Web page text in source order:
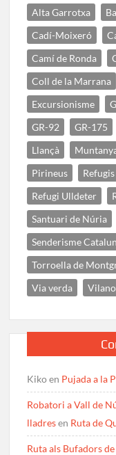
Alta Garrotxa
Cadí-Moixeró
Camí de Ronda
Coll de la Marrana
Excursionisme
GR-92
GR-175
Llançà
Pirineus
Refugis
Refugi Ulldeter
Santuari de Núria
Senderisme
Torroella de
Via verda
Kikoen Pujada a la
Robatori a Vall de
lladresen Ruta de
Ruta als Bufadors